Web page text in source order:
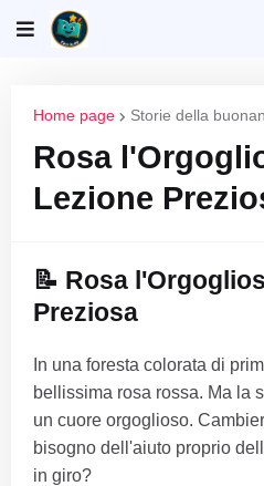
Home page Storie della
Rosa
Lezione
📝 Rosa
Preziosa
In una foresta colorata di
bellissima rosa rossa. Ma la
un cuore orgoglioso.
bisogno dell'aiuto proprio
in giro?